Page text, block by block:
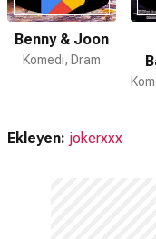
Larry Crowne devam
Hayır. Larry Crowne
Benny & Joon
Komedi, Dram
Ekleyen: jokerxxx